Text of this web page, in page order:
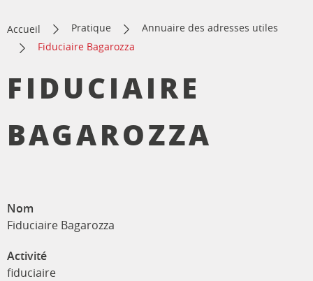
Accueil Pratique
Annuaire des adresses utiles
Fiduciaire Bagarozza
FIDUCIAIRE
BAGAROZZA
Nom
Fiduciaire Bagarozza
Activité
fiduciaire